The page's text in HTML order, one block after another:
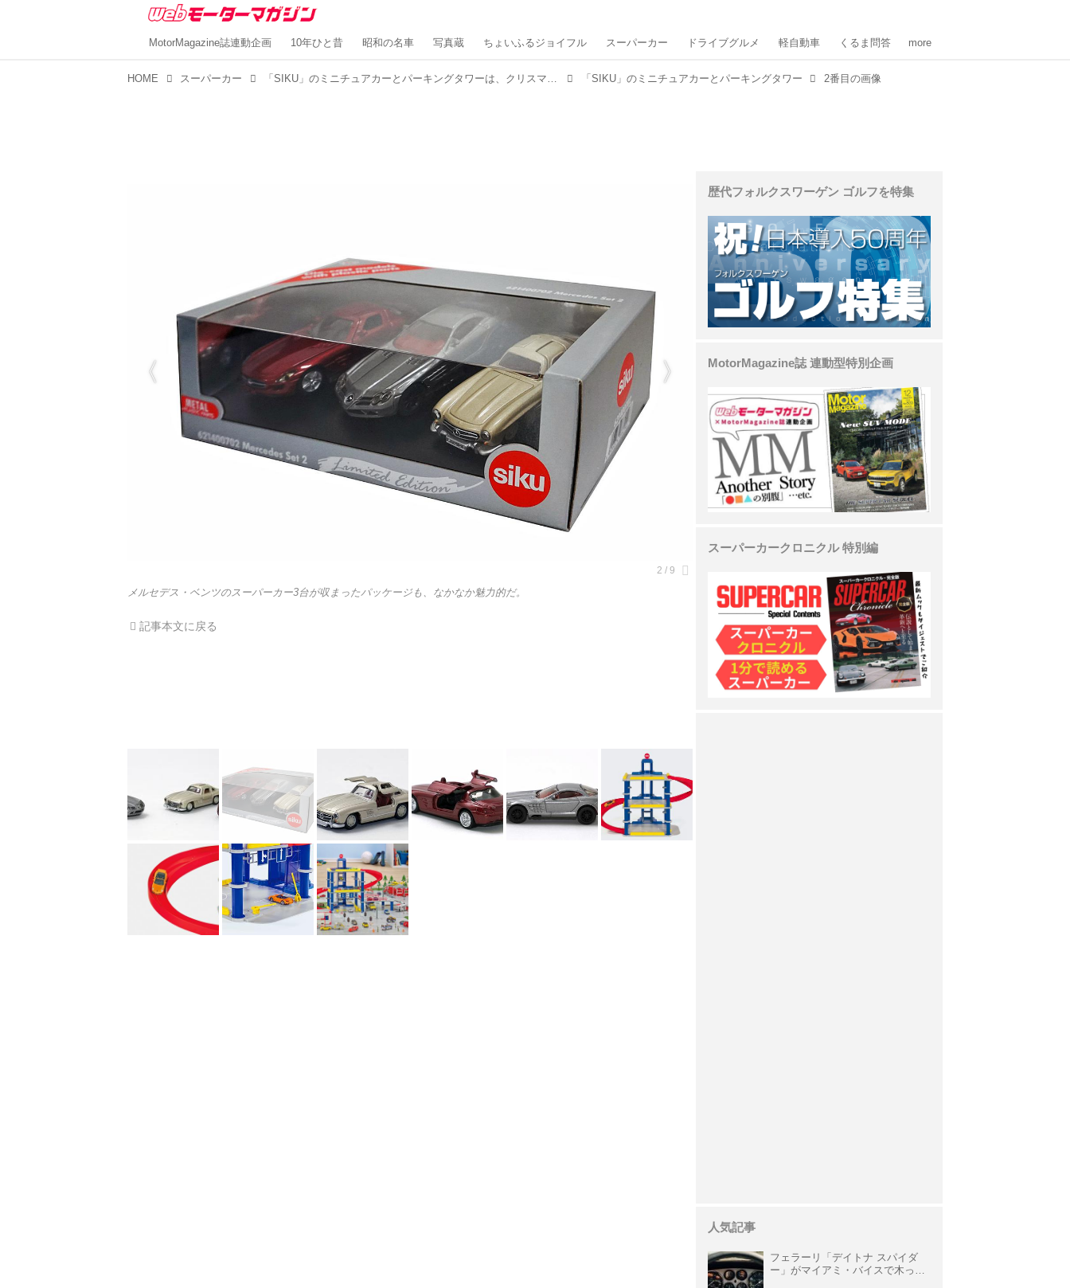
MotorMagazine誌連動企画 10年ひと昔 昭和の名車 写真蔵 ちょいふるジョイフル スーパーカー ドライブグルメ 軽自動車 くるま問答 more
HOME スーパーカー 「SIKU」のミニチュアカーとパーキングタワーは、クリスマスプレゼントにもおすすめ【MMスタイル コレクション】 「SIKU」のミニチュアカーとパーキングタワー 2番目の画像
メルセデス・ベンツのスーパーカー3台が収まったパッケージも、なかなか魅力的だ。
記事本文に戻る
歴代フォルクスワーゲン ゴルフを特集
MotorMagazine誌 連動型特別企画
スーパーカークロニクル 特別編
人気記事
フェラーリ「デイトナ スパイダ
ー」がマイアミ・バイスで木っ端